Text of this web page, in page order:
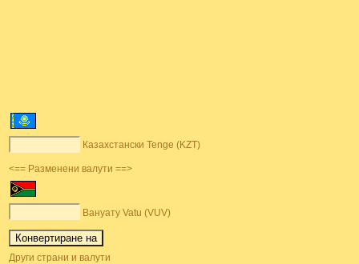
Казахстански Tenge (KZT)
<== Разменени валути ==>
Вануату Vatu (VUV)
Други страни и валути